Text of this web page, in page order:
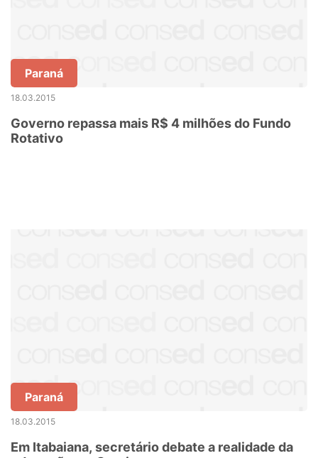
Paraná
18.03.2015
Governo repassa mais R$ 4 milhões do Fundo
Rotativo
Paraná
18.03.2015
Em Itabaiana, secretário debate a realidade da